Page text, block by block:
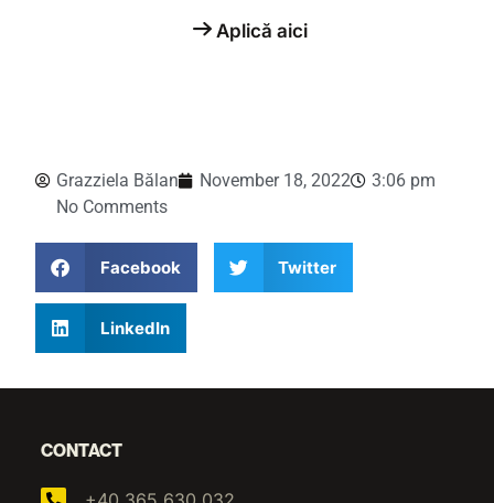
Aplică aici
Grazziela Bălan November 18, 2022
3:06 pm
No Comments
Facebook Twitter
LinkedIn
CONTACT